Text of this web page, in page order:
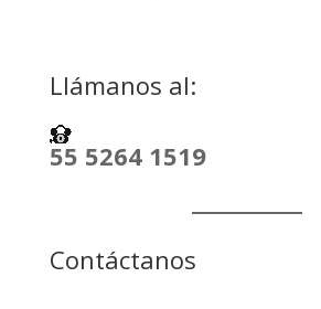
Llámanos al:
55 5264 1519
Contáctanos